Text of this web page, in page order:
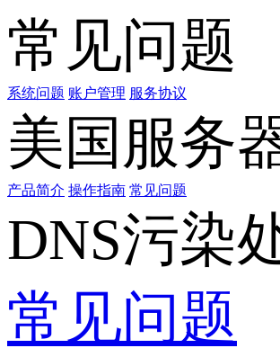
常见问题
系统问题 账户管理 服务协议
美国服务
产品简介 操作指南 常见问题
DNS污染
常见问题